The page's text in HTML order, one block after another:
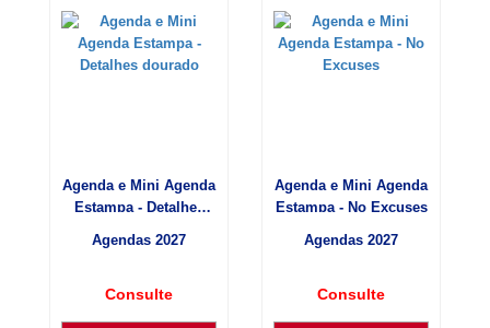
Agenda e Mini Agenda
Estampa - Detalhes
Agendas 2027
Consulte
Agenda e Mini Agenda
Estampa - No Excuses
Agendas 2027
Consulte